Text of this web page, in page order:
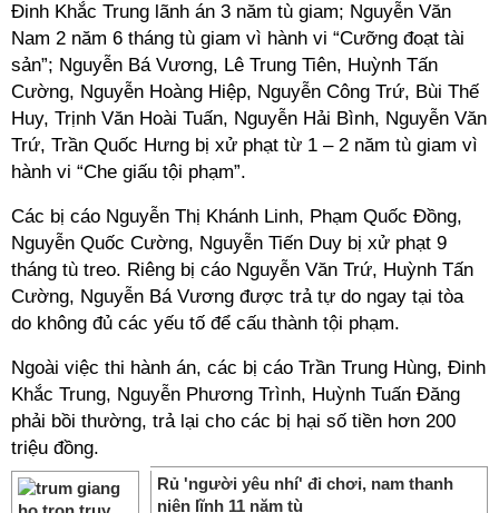
Đinh Khắc Trung lãnh án 3 năm tù giam; Nguyễn Văn
Nam 2 năm 6 tháng tù giam vì hành vi “Cưỡng đoạt tài
sản”; Nguyễn Bá Vương, Lê Trung Tiên, Huỳnh Tấn
Cường, Nguyễn Hoàng Hiệp, Nguyễn Công Trứ, Bùi Thế
Huy, Trịnh Văn Hoài Tuấn, Nguyễn Hải Bình, Nguyễn Văn
Trứ, Trần Quốc Hưng bị xử phạt từ 1 – 2 năm tù giam vì
hành vi “Che giấu tội phạm”.
Các bị cáo Nguyễn Thị Khánh Linh, Phạm Quốc Đồng,
Nguyễn Quốc Cường, Nguyễn Tiến Duy bị xử phạt 9
tháng tù treo. Riêng bị cáo Nguyễn Văn Trứ, Huỳnh Tấn
Cường, Nguyễn Bá Vương được trả tự do ngay tại tòa
do không đủ các yếu tố để cấu thành tội phạm.
Ngoài việc thi hành án, các bị cáo Trần Trung Hùng, Đinh
Khắc Trung, Nguyễn Phương Trình, Huỳnh Tuấn Đăng
phải bồi thường, trả lại cho các bị hại số tiền hơn 200
triệu đồng.
Rủ 'người yêu nhí' đi chơi, nam thanh
niên lĩnh 11 năm tù